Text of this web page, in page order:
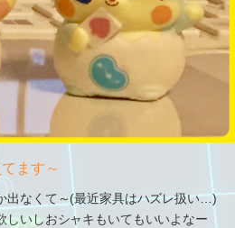
ます～
出なくて～(最近家具はハズレ扱い…)
しいしおシャキもいてもいいよなー